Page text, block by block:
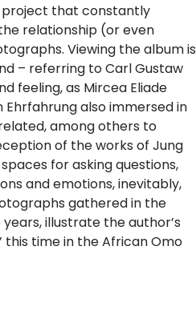
project that constantly
relationship (or even
Viewing the album is
– referring to Carl Gustaw
feeling, as Mircea Eliade
also immersed in
among others to
of the works of Jung
for asking questions,
and emotions, inevitably,
gathered in the
illustrate the author’s
this time in the African Omo